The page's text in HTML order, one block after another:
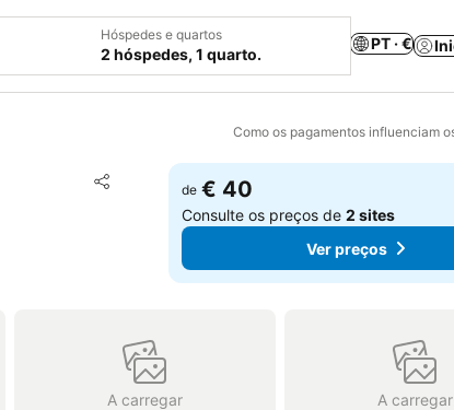
Hóspedes e quartos
2 hóspedes, 1 quarto.
PT · €
Como os pagamentos influenciam
Partilhar
Adicionar aos favoritos
de € 40
Consulte os preços de2 sites
Ver preços
A carregar A carregar